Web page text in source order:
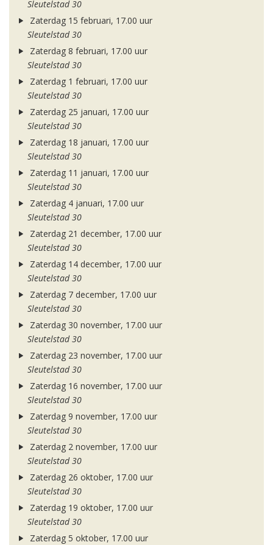
Sleutelstad 30
Zaterdag 15 februari, 17.00 uur
Sleutelstad 30
Zaterdag 8 februari, 17.00 uur
Sleutelstad 30
Zaterdag 1 februari, 17.00 uur
Sleutelstad 30
Zaterdag 25 januari, 17.00 uur
Sleutelstad 30
Zaterdag 18 januari, 17.00 uur
Sleutelstad 30
Zaterdag 11 januari, 17.00 uur
Sleutelstad 30
Zaterdag 4 januari, 17.00 uur
Sleutelstad 30
Zaterdag 21 december, 17.00 uur
Sleutelstad 30
Zaterdag 14 december, 17.00 uur
Sleutelstad 30
Zaterdag 7 december, 17.00 uur
Sleutelstad 30
Zaterdag 30 november, 17.00 uur
Sleutelstad 30
Zaterdag 23 november, 17.00 uur
Sleutelstad 30
Zaterdag 16 november, 17.00 uur
Sleutelstad 30
Zaterdag 9 november, 17.00 uur
Sleutelstad 30
Zaterdag 2 november, 17.00 uur
Sleutelstad 30
Zaterdag 26 oktober, 17.00 uur
Sleutelstad 30
Zaterdag 19 oktober, 17.00 uur
Sleutelstad 30
Zaterdag 5 oktober, 17.00 uur